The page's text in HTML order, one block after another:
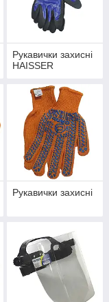
Рукавички захисні
HAISSER
Рукавички захисні